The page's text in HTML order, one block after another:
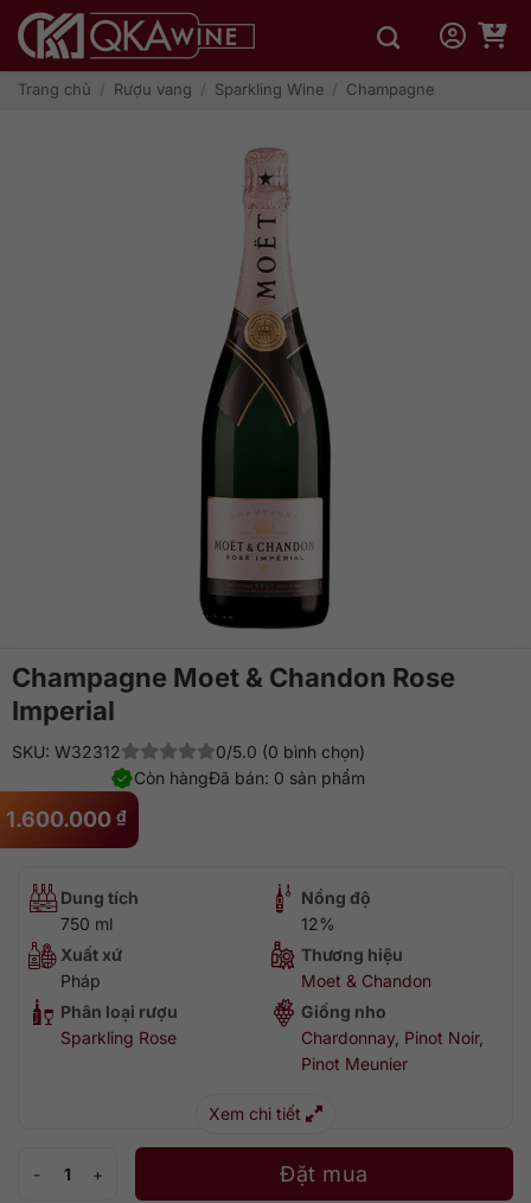
qua
dungTrang chủ / Rượu vang / Sparkling Wine / Champagne
Champagne Moet & Chandon Rose
Imperial
1.600.000 ₫
SKU: W32312
0/5.0 (0 bình chọn)
Đã bán: 0 sản phẩm
Còn hàng
Dung tích
750 ml
Nồng độ
12%
Xuất xứ
Pháp
Thương hiệu
Moet & Chandon
Phân loại rượu
Sparkling Rose
Giống nho
Chardonnay, Pinot Noir,
Pinot Meunier
Xem chi tiết
Champagne Moet & Chandon Rose Imperial số lượng
Đặt mua